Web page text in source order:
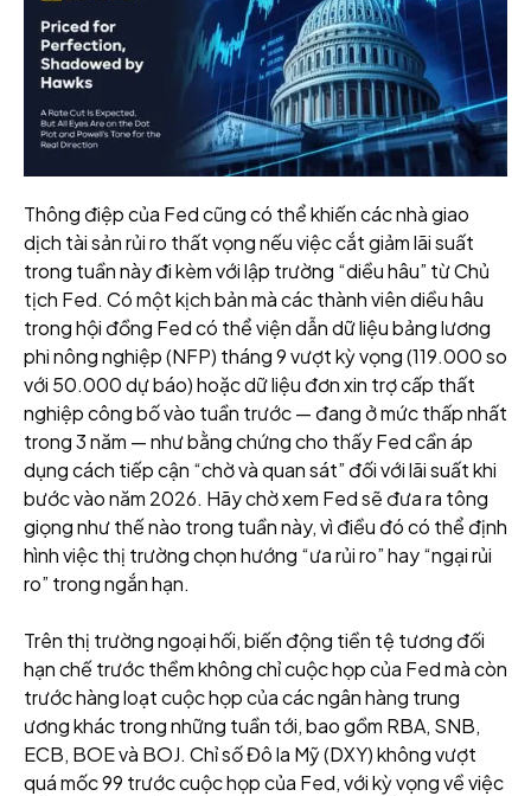
Thông điệp của Fed cũng có thể khiến các nhà giao
dịch tài sản rủi ro thất vọng nếu việc cắt giảm lãi suất
trong tuần này đi kèm với lập trường “diều hâu” từ Chủ
tịch Fed. Có một kịch bản mà các thành viên diều hâu
trong hội đồng Fed có thể viện dẫn dữ liệu bảng lương
phi nông nghiệp (NFP) tháng 9 vượt kỳ vọng (119.000 so
với 50.000 dự báo) hoặc dữ liệu đơn xin trợ cấp thất
nghiệp công bố vào tuần trước — đang ở mức thấp nhất
trong 3 năm — như bằng chứng cho thấy Fed cần áp
dụng cách tiếp cận “chờ và quan sát” đối với lãi suất khi
bước vào năm 2026. Hãy chờ xem Fed sẽ đưa ra tông
giọng như thế nào trong tuần này, vì điều đó có thể định
hình việc thị trường chọn hướng “ưa rủi ro” hay “ngại rủi
ro” trong ngắn hạn.
Trên thị trường ngoại hối, biến động tiền tệ tương đối
hạn chế trước thềm không chỉ cuộc họp của Fed mà còn
trước hàng loạt cuộc họp của các ngân hàng trung
ương khác trong những tuần tới, bao gồm RBA, SNB,
ECB, BOE và BOJ. Chỉ số Đô la Mỹ (DXY) không vượt
quá mốc 99 trước cuộc họp của Fed, với kỳ vọng về việc